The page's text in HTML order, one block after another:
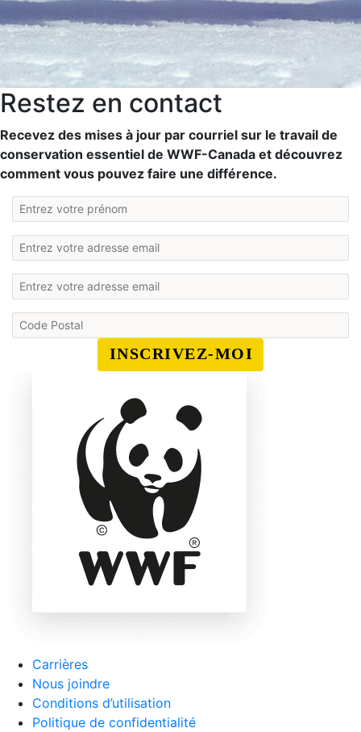
Restez en contact
Recevez des mises à jour par courriel sur le travail de
conservation essentiel de WWF-Canada et découvrez
comment vous pouvez faire une différence.
INSCRIVEZ-MOI
Carrières
Nous joindre
Conditions d’utilisation
Politique de confidentialité